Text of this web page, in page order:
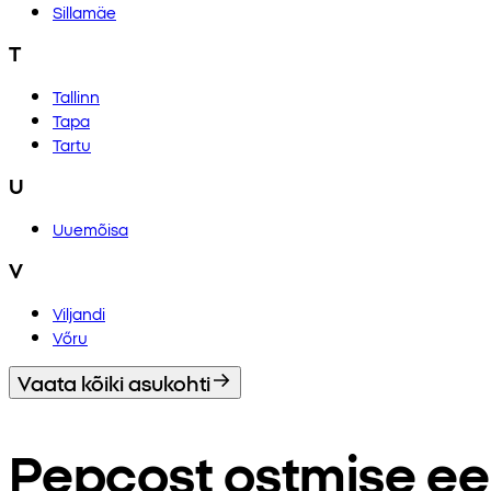
Sillamäe
T
Tallinn
Tapa
Tartu
U
Uuemõisa
V
Viljandi
Vőru
Vaata kõiki asukohti
Pepcost ostmise